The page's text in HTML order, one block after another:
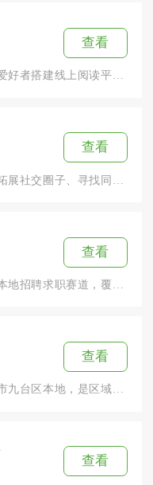
查看
免漫面向各类漫画爱好者搭建线上阅读平台，整合国漫、日漫、韩漫...
查看
查看
查看
九台融媒立足长春市九台区本地，是区域官方融媒体移动端服务载体...
查看